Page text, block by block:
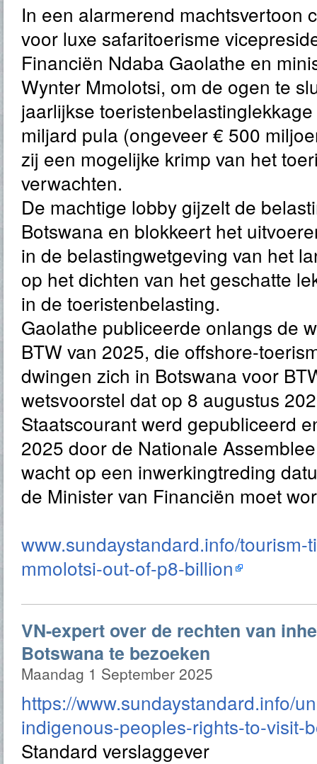
In een alarmerend machtsvertoon
voor luxe safaritoerisme
Financiën Ndaba Gaolathe en
Wynter Mmolotsi, om de ogen te
jaarlijkse
miljard pula (ongeveer € 500
zij een mogelijke krimp van het
verwachten.
De machtige lobby gijzelt de
Botswana en blokkeert het
in de belastingwetgeving van het
op het dichten van het geschatte
in de toeristenbelasting.
Gaolathe publiceerde onlangs de
BTW van 2025, die offshore-
dwingen zich in Botswana voor
wetsvoorstel dat op 8 augustus
Staatscourant werd gepubliceerd
2025 door de Nationale
wacht op een inwerkingtreding
de Minister van Financiën moet
www.sundaystandard.info/
mmolotsi-out-of-p8-billion
VN-expert over de rechten van
Botswana te bezoeken
Maandag 1 September 2025
https://www.sundaystandard.info/
indigenous-peoples-rights-to-visit-
Standard verslaggever